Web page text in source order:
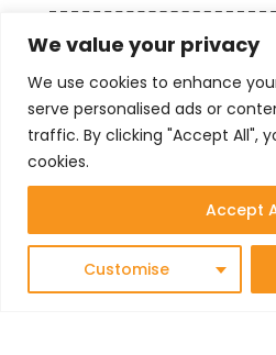
We value your privacy
We use cookies to enhance
serve personalised ads or
traffic. By clicking "Accept All",
cookies.
Customise
Accept
Relawan Nusantara
bukan bersumber dari
bukan untuk tujuan
laundry), termasuk
kejahatan
© 2025 Yayasan Komite